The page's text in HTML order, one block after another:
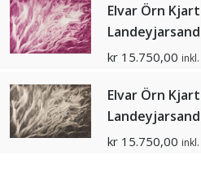
Elvar Örn
kr 15.750,00
Elvar Örn
kr 15.750,00